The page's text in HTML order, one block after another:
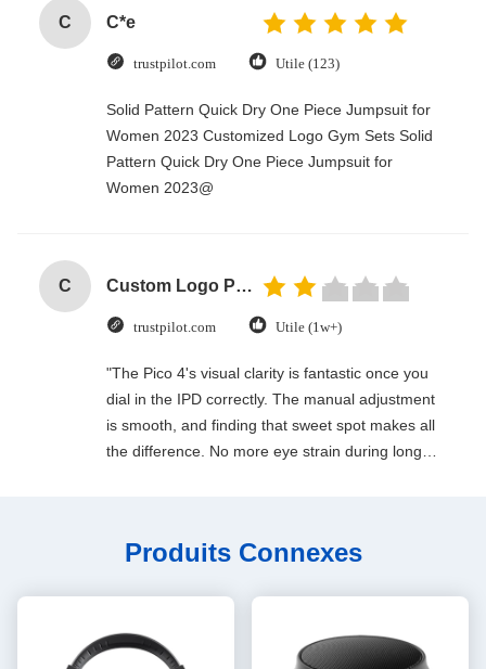
C C*e
trustpilot.com Utile (123)
Solid Pattern Quick Dry One Piece Jumpsuit for
Women 2023 Customized Logo Gym Sets Solid
Pattern Quick Dry One Piece Jumpsuit for
Women 2023@
C Custom Logo Paper Cardboard Packing Folding White / Black / Rose Gold Luxury Magnetic Gift Box with Ribbon Closure
trustpilot.com Utile (1w+)
"The Pico 4's visual clarity is fantastic once you
dial in the IPD correctly. The manual adjustment
is smooth, and finding that sweet spot makes all
the difference. No more eye strain during long
manual adjustment is smooth, and finding that
strain during long sessions. Highly recommend
taking the time to set it up properly!""The Pico 4's
visual clarity is fantastic once you dial in the IPD
Produits Connexes